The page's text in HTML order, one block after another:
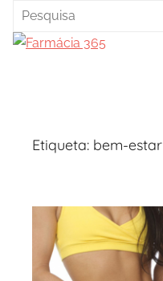
Saltar
para
Etiqueta: bem-estar